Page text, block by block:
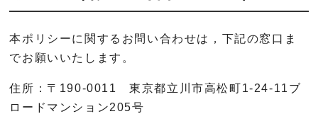
本ポリシーに関するお問い合わせは，下記の窓口ま
でお願いいたします。
住所：〒190-0011 東京都立川市高松町1-24-11ブ
ロードマンション205号